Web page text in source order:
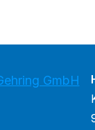
GmbH